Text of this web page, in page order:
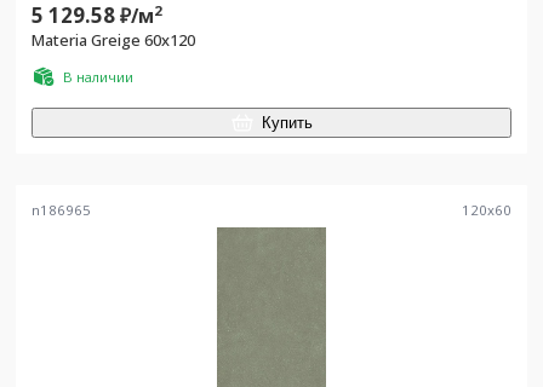
5 129.58₽/м2
Materia Greige 60x120
В наличии
Купить
n186965 120x60